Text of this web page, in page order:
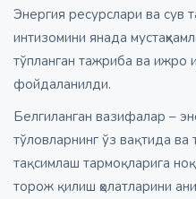
Энергия ресурслари ва сув
интизомини янада
тўпланган тажриба ва ижро
фойдаланилди.
Белгиланган вазифалар –
тўловларнинг ўз вақтида
тақсимлаш тармоқларига
торож қилиш ҳолатларини